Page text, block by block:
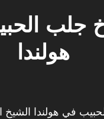
جلب
هولندا
في هولندا الشيخ